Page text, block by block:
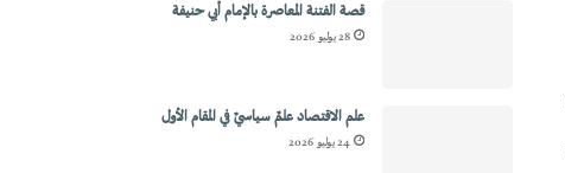
قصة الفتنة المعاصرة بالإمام أبي حنيفة
28 يوليو 2026
علم الاقتصاد علمٌ سياسيٌ في المقام الأول
24 يوليو 2026